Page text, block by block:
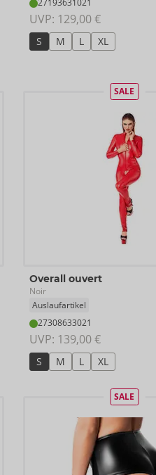
27193631021
UVP: 129,00 €
S M L XL
SALE
Overall ouvert
Noir
Auslaufartikel
27308633021
UVP: 139,00 €
S M L XL
SALE